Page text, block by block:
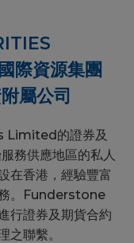
際資源集團
屬公司
的證券及
務供應地區的私⼈
在香港，經驗豐富
務。Funderstone
⾏證券及期貨合約
之聯繫。